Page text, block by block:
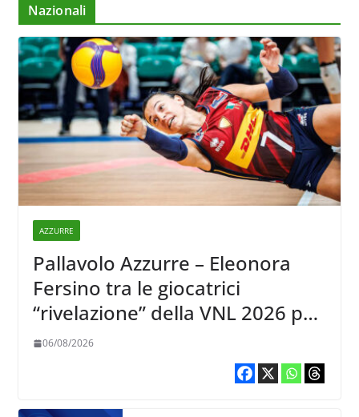
Nazionali
AZZURRE
Pallavolo Azzurre – Eleonora
Fersino tra le giocatrici
“rivelazione” della VNL 2026 per
Volleyball World
06/08/2026